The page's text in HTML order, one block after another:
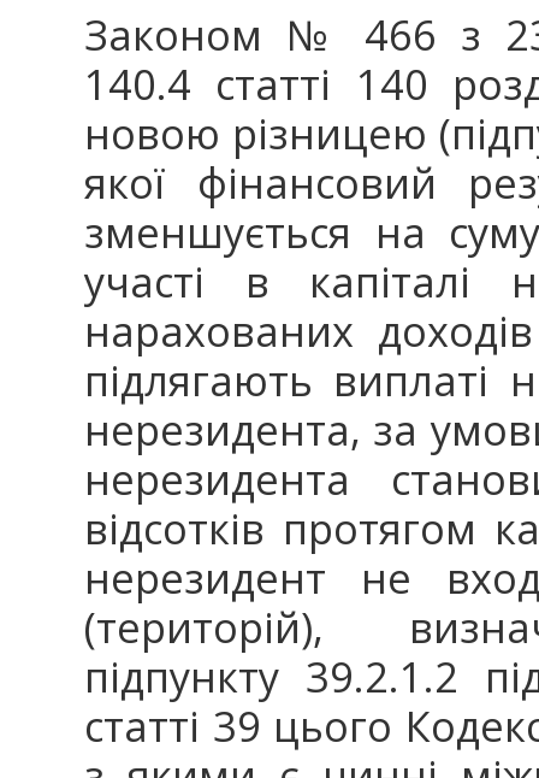
Законом № 466 з
140.4 статті 140
новою різницею
якої фінансовий
зменшується на
участі в капіталі
нарахованих
підлягають виплаті
нерезидента, за
нерезидента
відсотків протягом
нерезидент не
(територій),
підпункту 39.2.1.2
статті 39 цього